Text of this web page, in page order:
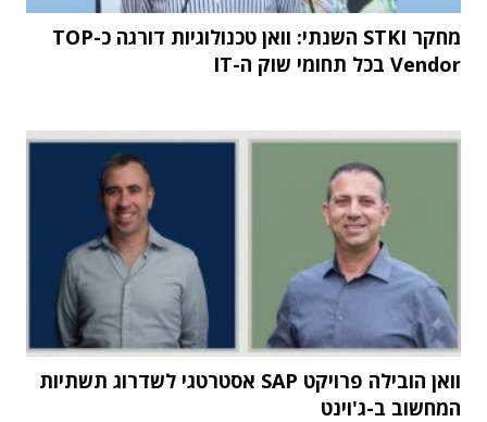
מחקר STKI השנתי: וואן טכנולוגיות דורגה כ-TOP
Vendor בכל תחומי שוק ה-IT
וואן הובילה פרויקט SAP אסטרטגי לשדרוג תשתיות
המחשוב ב-ג'וינט